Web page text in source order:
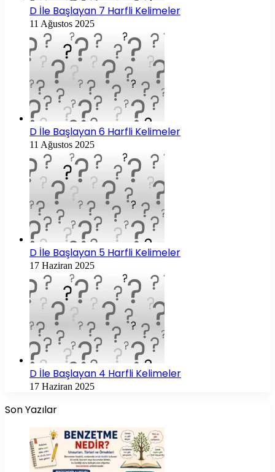
D İle Başlayan 7 Harfli Kelimeler
11 Ağustos 2025
D İle Başlayan 6 Harfli Kelimeler
11 Ağustos 2025
D İle Başlayan 5 Harfli Kelimeler
17 Haziran 2025
D İle Başlayan 4 Harfli Kelimeler
17 Haziran 2025
Son Yazılar